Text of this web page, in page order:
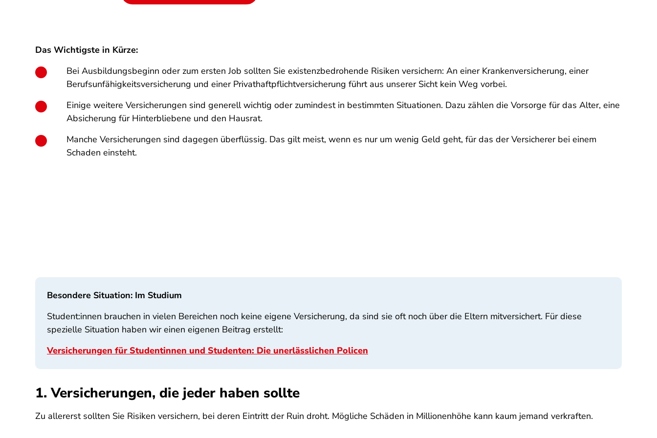
Das Wichtigste in Kürze:
Bei Ausbildungsbeginn oder zum ersten Job sollten Sie existenzbedrohende Risiken versichern: An einer Krankenversicherung, einer
Berufsunfähigkeitsversicherung und einer Privathaftpflichtversicherung führt aus unserer Sicht kein Weg vorbei.
Einige weitere Versicherungen sind generell wichtig oder zumindest in bestimmten Situationen. Dazu zählen die Vorsorge für das Alter, eine
Absicherung für Hinterbliebene und den Hausrat.
Manche Versicherungen sind dagegen überflüssig. Das gilt meist, wenn es nur um wenig Geld geht, für das der Versicherer bei einem
Schaden einsteht.
Besondere Situation: Im Studium
Student:innen brauchen in vielen Bereichen noch keine eigene Versicherung, da sind sie oft noch über die Eltern mitversichert. Für diese
spezielle Situation haben wir einen eigenen Beitrag erstellt:
Versicherungen für Studentinnen und Studenten: Die unerlässlichen Policen
1. Versicherungen, die jeder haben sollte
Zu allererst sollten Sie Risiken versichern, bei deren Eintritt der Ruin droht. Mögliche Schäden in Millionenhöhe kann kaum jemand verkraften.